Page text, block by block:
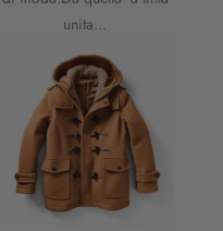
unita...